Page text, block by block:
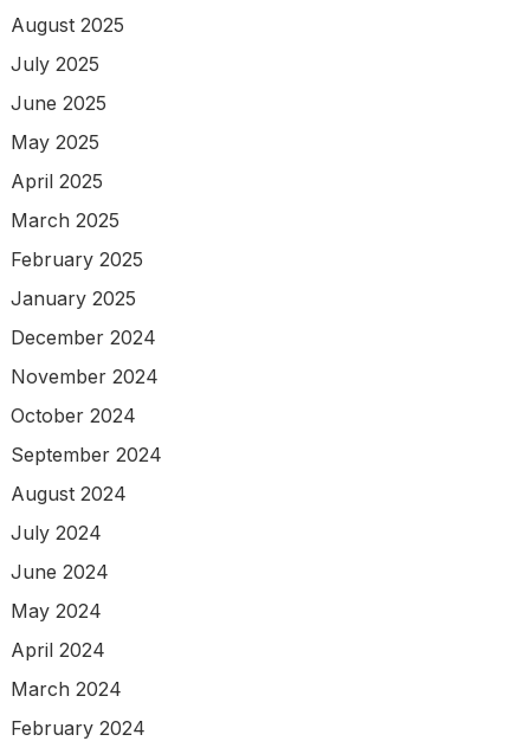
August 2025
July 2025
June 2025
May 2025
April 2025
March 2025
February 2025
January 2025
December 2024
November 2024
October 2024
September 2024
August 2024
July 2024
June 2024
May 2024
April 2024
March 2024
February 2024